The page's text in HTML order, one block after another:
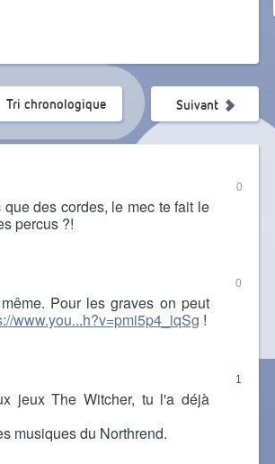
chronologique Suivant
0
des cordes, le mec te fait le
percus ?!
0
Pour les graves on peut
www.you...h?v=pmi5p4_iqSg !
1
jeux The Witcher, tu l'a déjà
musiques du Northrend.